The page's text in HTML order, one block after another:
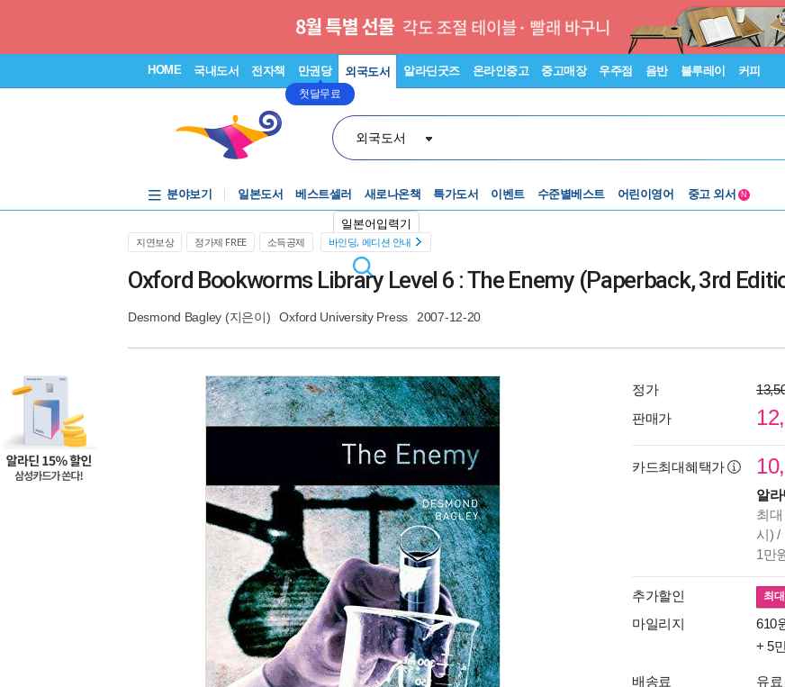
HOME 국내도서 전자책 만권당
첫달무료
외국도서 알라딘굿즈 온라인중고 중고매장 우주점 음반 블루레이 커피
외국도서
일본어입력기
분야보기 일본도서 베스트셀러 새로나온책 특가도서 이벤트
Lexile®
어린이영어
5백원부터
N
지연보상 정가제 FREE 소득공제 바인딩, 에디션 안내
Oxford Bookworms Library Level 6 : The Enemy (Paperback, 3rd
Desmond Bagley (지은이) Oxford University Press 2007-12-20
정가
판매가
카드최대혜택가
알
최
시) /
1만
추가할인 최
마일리지 610
+ 5
배송료 유